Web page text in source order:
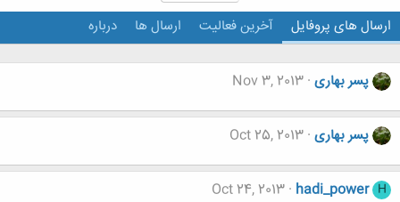
ارسال های پروفایل آخرین فعالیت ارسال ها درباره
پسر بهاری Nov 3, 2013
پسر بهاری Oct 25, 2013
H
hadi_power
Oct 24, 2013